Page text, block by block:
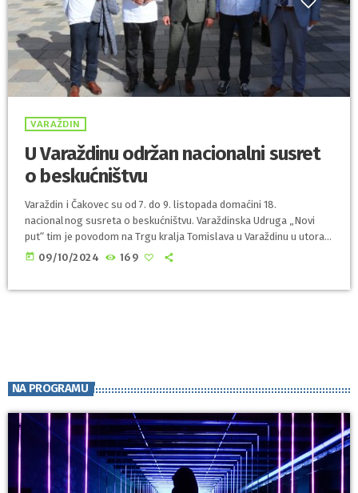
VARAŽDIN
U Varaždinu održan nacionalni susret
o beskućništvu
Varaždin i Čakovec su od 7. do 9. listopada domaćini 18.
nacionalnog susreta o beskućništvu. Varaždinska Udruga „Novi
put“ tim je povodom na Trgu kralja Tomislava u Varaždinu u utorak
8. listopada postavila štand na kojem se obilježava Svjetski dan
today 09/10/2024 169
NA PROGRAMU